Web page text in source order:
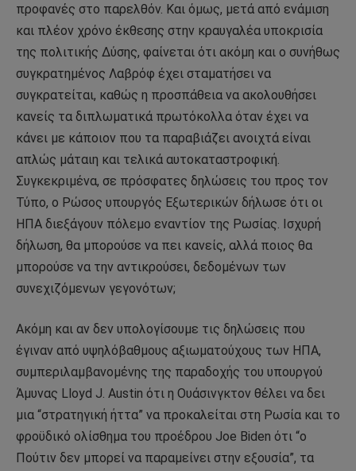
προφανές στο παρελθόν. Και όμως, μετά από ενάμιση
και πλέον χρόνο έκθεσης στην κραυγαλέα υποκρισία
της πολιτικής Δύσης, φαίνεται ότι ακόμη και ο συνήθως
συγκρατημένος Λαβρόφ έχει σταματήσει να
συγκρατείται, καθώς η προσπάθεια να ακολουθήσει
κανείς τα διπλωματικά πρωτόκολλα όταν έχει να
κάνει με κάποιον που τα παραβιάζει ανοιχτά είναι
απλώς μάταιη και τελικά αυτοκαταστροφική.
Συγκεκριμένα, σε πρόσφατες δηλώσεις του προς τον
Τύπο, ο Ρώσος υπουργός Εξωτερικών δήλωσε ότι οι
ΗΠΑ διεξάγουν πόλεμο εναντίον της Ρωσίας. Ισχυρή
δήλωση, θα μπορούσε να πει κανείς, αλλά ποιος θα
μπορούσε να την αντικρούσει, δεδομένων των
συνεχιζόμενων γεγονότων;
Ακόμη και αν δεν υπολογίσουμε τις δηλώσεις που
έγιναν από υψηλόβαθμους αξιωματούχους των ΗΠΑ,
συμπεριλαμβανομένης της παραδοχής του υπουργού
Άμυνας Lloyd J. Austin ότι η Ουάσινγκτον θέλει να δει
μια “στρατηγική ήττα” να προκαλείται στη Ρωσία και το
φροϋδικό ολίσθημα του προέδρου Joe Biden ότι “ο
Πούτιν δεν μπορεί να παραμείνει στην εξουσία”, τα